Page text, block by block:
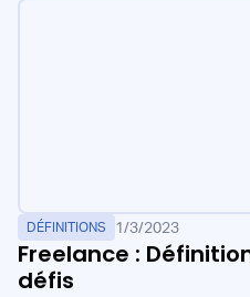
DÉFINITIONS 1/3/2023
Freelance :
défis